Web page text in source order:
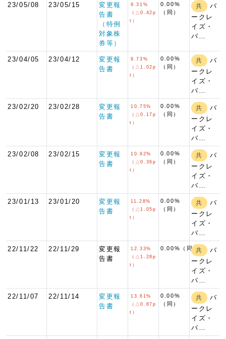
23/05/08 23/05/15
変更報
告書
（特例
対象株
券等）
9.31%
（△0.42p
t）
0.00%
（同）
共
バ
ークレ
イズ・
バ…
23/04/05 23/04/12
変更報
告書
9.73%
（△1.02p
t）
0.00%
（同）
共
バ
ークレ
イズ・
バ…
23/02/20 23/02/28
変更報
告書
10.75%
（△0.17p
t）
0.00%
（同）
共
バ
ークレ
イズ・
バ…
23/02/08 23/02/15
変更報
告書
10.92%
（△0.36p
t）
0.00%
（同）
共
バ
ークレ
イズ・
バ…
23/01/13 23/01/20
変更報
告書
11.28%
（△1.05p
t）
0.00%
（同）
共
バ
ークレ
イズ・
バ…
22/11/22 22/11/29
変更報
告書
12.33%
（△1.28p
t）
0.00%（同）共
バ
ークレ
イズ・
バ…
22/11/07 22/11/14
変更報
告書
13.61%
（△0.87p
t）
0.00%
（同）
共
バ
ークレ
イズ・
バ…